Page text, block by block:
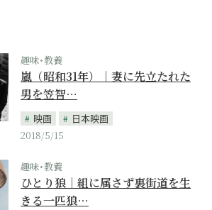
趣味･教養
嵐（昭和31年）｜妻に先立たれた
男を笠智…
映画
日本映画
2018/5/15
趣味･教養
ひとり狼｜組に属さず裏街道を生
きる一匹狼…